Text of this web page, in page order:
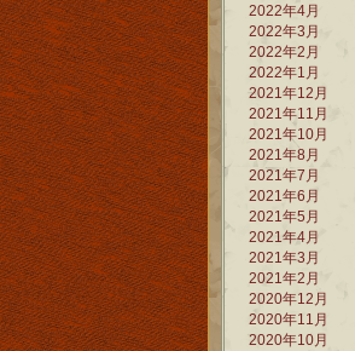
2022年4月
2022年3月
2022年2月
2022年1月
2021年12月
2021年11月
2021年10月
2021年8月
2021年7月
2021年6月
2021年5月
2021年4月
2021年3月
2021年2月
2020年12月
2020年11月
2020年10月